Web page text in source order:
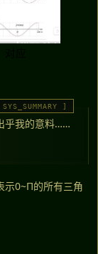
乎我的意料……
示0~Π的所有三角